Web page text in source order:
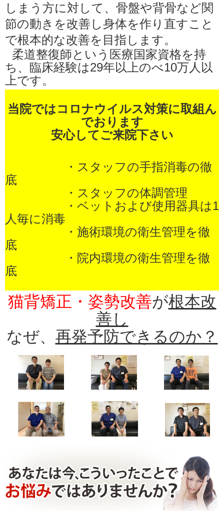
しまう方に対して、 骨盤や背骨など関
節の動きを改善し身体を作り直すこと
で根本的な改善を目指します。
柔道整復師という医療国家資格を持
ち、臨床経験は29年以上のべ10万人以
上です。
当院ではコロナウイルス対策に取組ん
でおります
安心してご来院下さい
・スタッフの手指消毒の徹
底
・スタッフの体調管理
・ベットおよび使用器具は1
人毎に消毒
・施術環境の衛生管理を徹
底
・院内環境の衛生管理を徹
底
猫背矯正・姿勢改善が根本改
善し
なぜ、 再発予防できるのか？